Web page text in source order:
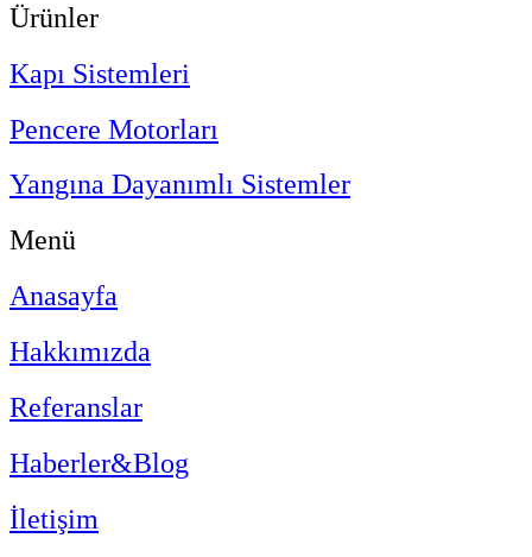
Ürünler
Kapı Sistemleri
Pencere Motorları
Yangına Dayanımlı Sistemler
Menü
Anasayfa
Hakkımızda
Referanslar
Haberler&Blog
İletişim